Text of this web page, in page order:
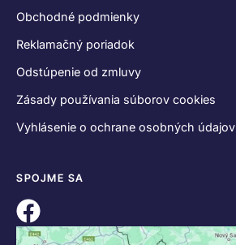
Obchodné podmienky
Reklamačný poriadok
Odstúpenie od zmluvy
Zásady používania súborov cookies
Vyhlásenie o ochrane osobných údajov
SPOJME SA